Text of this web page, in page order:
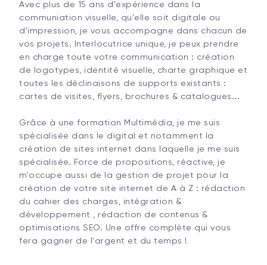
Avec plus de 15 ans d'expérience dans la
communiation visuelle, qu'elle soit digitale ou
d'impression, je vous accompagne dans chacun de
vos projets. Interlocutrice unique, je peux prendre
en charge toute votre communication : création
de logotypes, identité visuelle, charte graphique et
toutes les déclinaisons de supports existants :
cartes de visites, flyers, brochures & catalogues...
Grâce à une formation Multimédia, je me suis
spécialisée dans le digital et notamment la
création de sites internet dans laquelle je me suis
spécialisée. Force de propositions, réactive, je
m'occupe aussi de la gestion de projet pour la
création de votre site internet de A à Z : rédaction
du cahier des charges, intégration &
développement , rédaction de contenus &
optimisations SEO. Une offre complète qui vous
fera gagner de l'argent et du temps !